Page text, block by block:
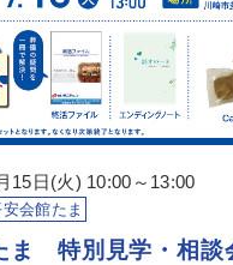
15日(火) 10:00～13:00
会館たま
ま 特別見学・相談